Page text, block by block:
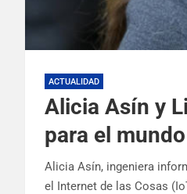
ACTUALIDAD
Alicia Asín y
para el mundo
Alicia Asín, ingeniera
el Internet de las Cosas